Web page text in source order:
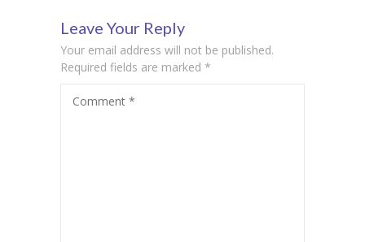
mišljenja kod
jednogodišnjaka? poboljšati
Leave Your Reply
Your email address will not be published.
Required fields are marked *
Comment *